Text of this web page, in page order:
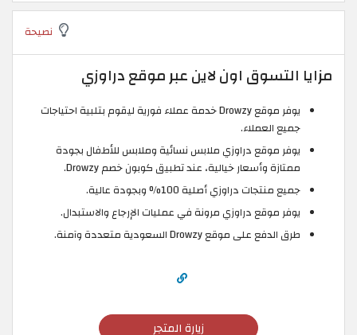
نصيحة
مزايا التسوق اون لاين عبر موقع دراوزي
يوفر موقع Drowzy خدمة عملاء فورية ليقوم بتلبية احتياجات
جميع العملاء.
يوفر موقع دراوزي ملابس نسائية وملابس للأطفال بجودة
ممتازة وأسعار خيالية، عند تطبيق كوبون خصم Drowzy.
جميع منتجات دراوزي أصلية 100% وبجودة عالية.
يوفر موقع دراوزي مرونة في عمليات الإرجاع والاستبدال.
طرق الدفع على موقع Drowzy السعودية متعددة وآمنة.
زيارة المتجر